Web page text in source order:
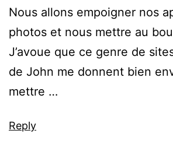
Nous allons empoigner nos
photos et nous mettre au
J’avoue que ce genre de
de John me donnent bien
mettre …
Reply